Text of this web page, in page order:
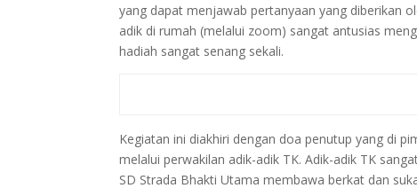
yang dapat menjawab pertanyaan yang diberikan
adik di rumah (melalui zoom) sangat antusias
hadiah sangat senang sekali.
Kegiatan ini diakhiri dengan doa penutup yang di
melalui perwakilan adik-adik TK. Adik-adik TK
SD Strada Bhakti Utama membawa berkat dan